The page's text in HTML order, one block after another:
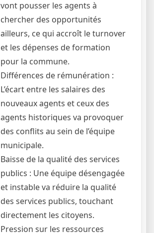
vont pousser les agents à
chercher des opportunités
ailleurs, ce qui accroît le turnover
et les dépenses de formation
pour la commune.
Différences de rémunération :
L’écart entre les salaires des
nouveaux agents et ceux des
agents historiques va provoquer
des conflits au sein de l’équipe
municipale.
Baisse de la qualité des services
publics : Une équipe désengagée
et instable va réduire la qualité
des services publics, touchant
directement les citoyens.
Pression sur les ressources